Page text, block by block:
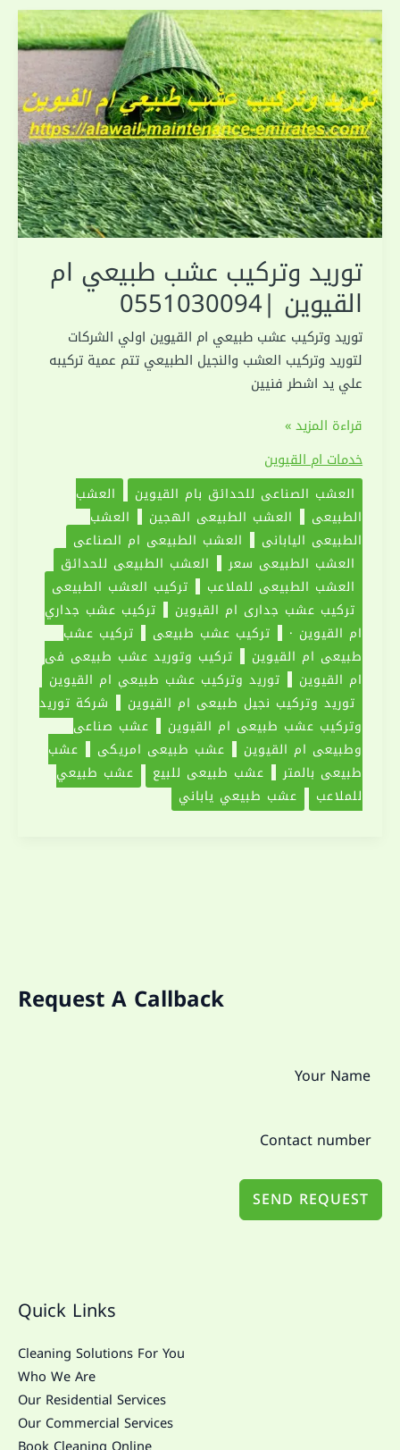
توريد وتركيب عشب طبيعي ام
القيوين |0551030094
توريد وتركيب عشب طبيعي ام القيوين اولي الشركات
لتوريد وتركيب العشب والنجيل الطبيعي تتم عمية تركيبه
علي يد اشطر فنيين
توريد
وتركيب
عشب
طبيعي
ام
القيوين
قراءة المزيد »
خدمات ام القيوين
العشب الصناعي للحدائق بام القيوين
العشب
الطبيعي
العشب الطبيعي الهجين
العشب
الطبيعي الياباني
العشب الطبيعي ام الصناعي
العشب الطبيعي سعر
العشب الطبيعي للحدائق
العشب الطبيعي للملاعب
تركيب العشب الطبيعي
تركيب عشب جداري ام القيوين
تركيب عشب جداري
ام القيوين ·
تركيب عشب طبيعي
تركيب عشب
طبيعي ام القيوين
تركيب وتوريد عشب طبيعي في
ام القيوين
توريد وتركيب عشب طبيعي ام القيوين
توريد وتركيب نجيل طبيعي ام القيوين
شركة توريد
وتركيب عشب طبيعي ام القيوين
عشب صناعي
وطبيعي ام القيوين
عشب طبيعي امريكي
عشب
طبيعي بالمتر
عشب طبيعي للبيع
عشب طبيعي
للملاعب
عشب طبيعي ياباني
Request A Callback
SEND REQUEST
Quick Links
Cleaning Solutions For You
Who We Are
Our Residential Services
Our Commercial Services